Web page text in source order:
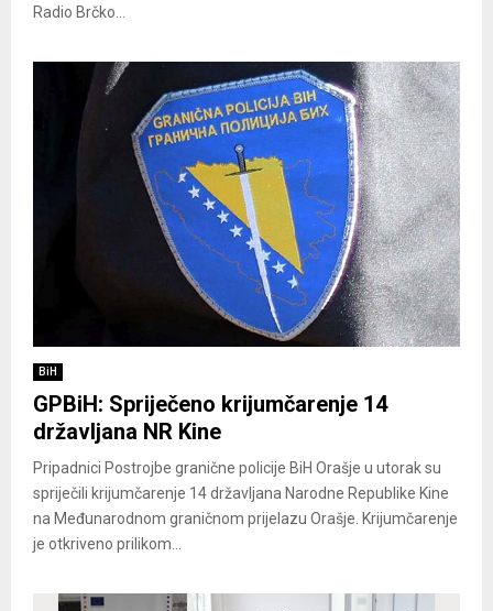
Radio Brčko...
BiH
GPBiH: Spriječeno krijumčarenje 14
državljana NR Kine
Pripadnici Postrojbe granične policije BiH Orašje u utorak su
spriječili krijumčarenje 14 državljana Narodne Republike Kine
na Međunarodnom graničnom prijelazu Orašje. Krijumčarenje
je otkriveno prilikom...